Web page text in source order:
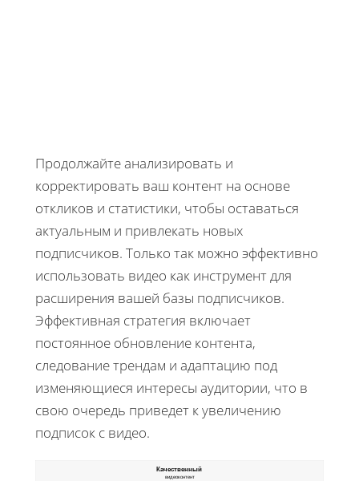
Продолжайте анализировать и
корректировать ваш контент на основе
откликов и статистики, чтобы оставаться
актуальным и привлекать новых
подписчиков. Только так можно эффективно
использовать видео как инструмент для
расширения вашей базы подписчиков.
Эффективная стратегия включает
постоянное обновление контента,
следование трендам и адаптацию под
изменяющиеся интересы аудитории, что в
свою очередь приведет к увеличению
подписок с видео.
Качественный
видеоконтент